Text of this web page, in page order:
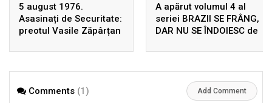
5 august 1976.
Asasinați de Securitate:
preotul Vasile Zăpârțan
uciși, în Germania, prin
A apărut volumul 4 al
seriei BRAZII SE FRÂNG,
DAR NU SE ÎNDOIESC de
după 22 de ani de la
din Munții Făgărașului în
arhivele Securității
Comments (1) Add Comment